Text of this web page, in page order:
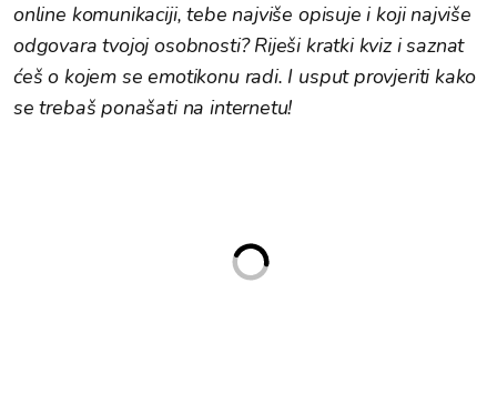
online komunikaciji, tebe najviše opisuje i koji najviše
odgovara tvojoj osobnosti? Riješi kratki kviz i saznat
ćeš o kojem se emotikonu radi. I usput provjeriti kako
se trebaš ponašati na internetu!